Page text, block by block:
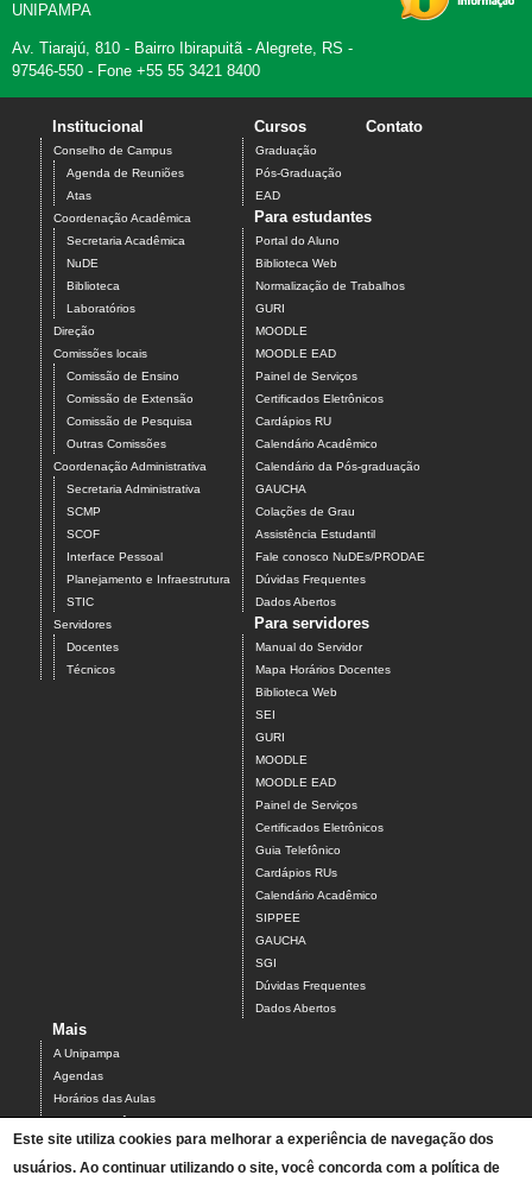
UNIPAMPA
Av. Tiarajú, 810 - Bairro Ibirapuitã - Alegrete, RS -
97546-550 - Fone +55 55 3421 8400
Institucional
Conselho de Campus
Agenda de Reuniões
Atas
Coordenação Acadêmica
Secretaria Acadêmica
NuDE
Biblioteca
Laboratórios
Direção
Comissões locais
Comissão de Ensino
Comissão de Extensão
Comissão de Pesquisa
Outras Comissões
Coordenação Administrativa
Secretaria Administrativa
SCMP
SCOF
Interface Pessoal
Planejamento e Infraestrutura
STIC
Servidores
Docentes
Técnicos
Cursos
Graduação
Pós-Graduação
EAD
Contato
Para estudantes
Portal do Aluno
Biblioteca Web
Normalização de Trabalhos
GURI
MOODLE
MOODLE EAD
Painel de Serviços
Certificados Eletrônicos
Cardápios RU
Calendário Acadêmico
Calendário da Pós-graduação
GAUCHA
Colações de Grau
Assistência Estudantil
Fale conosco NuDEs/PRODAE
Dúvidas Frequentes
Dados Abertos
Para servidores
Manual do Servidor
Mapa Horários Docentes
Biblioteca Web
SEI
GURI
MOODLE
MOODLE EAD
Painel de Serviços
Certificados Eletrônicos
Guia Telefônico
Cardápios RUs
Calendário Acadêmico
SIPPEE
GAUCHA
SGI
Dúvidas Frequentes
Dados Abertos
Mais
A Unipampa
Agendas
Horários das Aulas
Centro Acadêmico do Campus Alegrete
Estrutura Organizacional
PDI 2019-2023
Este site utiliza cookies para melhorar a experiência de navegação dos
usuários. Ao continuar utilizando o site, você concorda com a política de